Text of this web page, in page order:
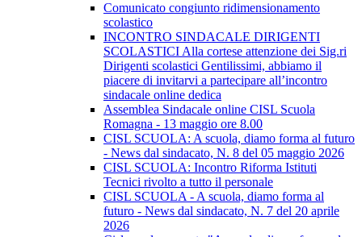
Comunicato congiunto ridimensionamento
scolastico
INCONTRO SINDACALE DIRIGENTI
SCOLASTICI Alla cortese attenzione dei Sig.ri
Dirigenti scolastici Gentilissimi, abbiamo il
piacere di invitarvi a partecipare all’incontro
sindacale online dedica
Assemblea Sindacale online CISL Scuola
Romagna - 13 maggio ore 8.00
CISL SCUOLA: A scuola, diamo forma al futuro
- News dal sindacato, N. 8 del 05 maggio 2026
CISL SCUOLA: Incontro Riforma Istituti
Tecnici rivolto a tutto il personale
CISL SCUOLA - A scuola, diamo forma al
futuro - News dal sindacato, N. 7 del 20 aprile
2026